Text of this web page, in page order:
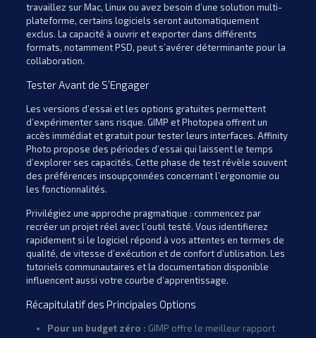
travaillez sur Mac, Linux ou avez besoin d’une solution multi-
plateforme, certains logiciels seront automatiquement
exclus. La capacité à ouvrir et exporter dans différents
formats, notamment PSD, peut s’avérer déterminante pour la
collaboration.
Tester Avant de S’Engager
Les versions d’essai et les options gratuites permettent
d’expérimenter sans risque. GIMP et Photopea offrent un
accès immédiat et gratuit pour tester leurs interfaces. Affinity
Photo propose des périodes d’essai qui laissent le temps
d’explorer ses capacités. Cette phase de test révèle souvent
des préférences insoupçonnées concernant l’ergonomie ou
les fonctionnalités.
Privilégiez une approche pragmatique : commencez par
recréer un projet réel avec l’outil testé. Vous identifierez
rapidement si le logiciel répond à vos attentes en termes de
qualité, de vitesse d’exécution et de confort d’utilisation. Les
tutoriels communautaires et la documentation disponible
influencent aussi votre courbe d’apprentissage.
Récapitulatif des Principales Options
Pour un budget zéro : GIMP offre le meilleur rapport